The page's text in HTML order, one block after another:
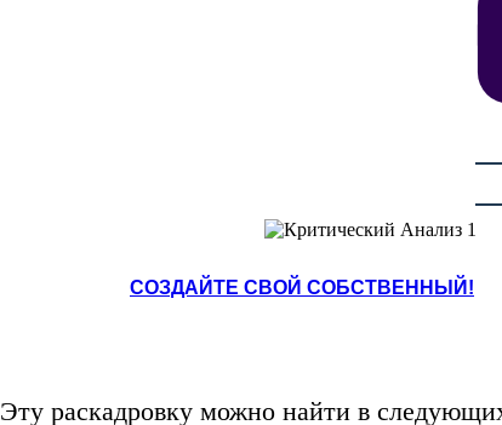
СОЗДАЙТЕ СВОЙ СОБСТВЕННЫЙ!
Эту раскадровку можно найти в